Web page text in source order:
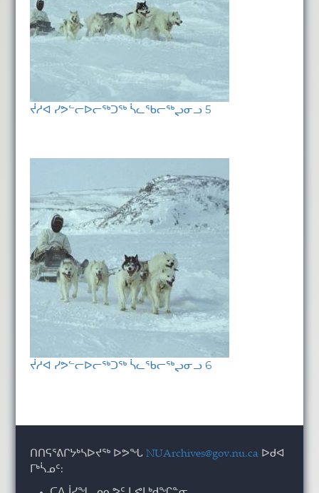
ᔫᓱᐊ ᓯᕗᓪᓕᐅᓕᖅᑐᖅ ᓵᓚᖃᓕᖅᖢᓂᓗ 5
ᔫᓱᐊ ᓯᕗᓪᓕᐅᓕᖅᑐᖅ ᓵᓚᖃᓕᖅᖢᓂᓗ 6
ᑎᑎᕋᕐᕕᒋᔭᒃᓴᐅᔪᖅ ᐅᕗᖓNUArchives@gov.nu.ca ᐅᑯᐊ
ᒥᒃᓵᓄᑦ: